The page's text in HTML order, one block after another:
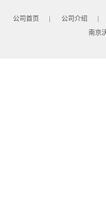
公司首页 | 公司介绍 |
南京